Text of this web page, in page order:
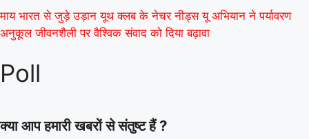
माय भारत से जुड़े उड़ान यूथ क्लब के नेचर नीड्स यू अभियान ने पर्यावरण
अनुकूल जीवनशैली पर वैश्विक संवाद को दिया बढ़ावा
Poll
क्या आप हमारी खबरों से संतुष्ट हैं ?